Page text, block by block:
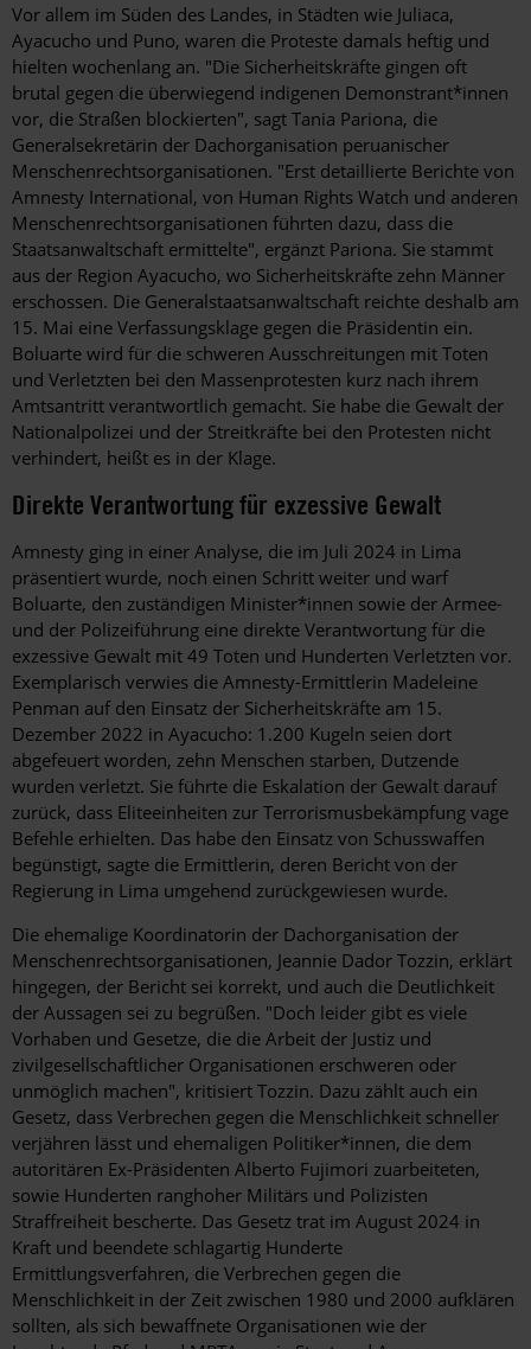
Vor allem im Süden des Landes, in Städten wie Juliaca,
Ayacucho und Puno, waren die Proteste damals heftig und
hielten wochenlang an. "Die Sicherheitskräfte gingen oft
brutal gegen die überwiegend indigenen Demonstrant*innen
vor, die Straßen blockierten", sagt Tania Pariona, die
Generalsekretärin der Dachorganisation peruanischer
Menschenrechtsorganisationen. "Erst detaillierte Berichte von
Amnesty International, von Human Rights Watch und anderen
Menschenrechtsorganisationen führten dazu, dass die
Staatsanwaltschaft ermittelte", ergänzt Pariona. Sie stammt
aus der Region Ayacucho, wo Sicherheitskräfte zehn Männer
erschossen. Die Generalstaatsanwaltschaft reichte deshalb am
15. Mai eine Verfassungsklage gegen die Präsidentin ein.
Boluarte wird für die schweren Ausschreitungen mit Toten
und Verletzten bei den Massenprotesten kurz nach ihrem
Amtsantritt verantwortlich gemacht. Sie habe die Gewalt der
Nationalpolizei und der Streitkräfte bei den Protesten nicht
verhindert, heißt es in der Klage.
Direkte Verantwortung für exzessive Gewalt
Amnesty ging in einer Analyse, die im Juli 2024 in Lima
präsentiert wurde, noch einen Schritt weiter und warf
Boluarte, den zuständigen Minister*innen sowie der Armee-
und der Polizeiführung eine direkte Verantwortung für die
exzessive Gewalt mit 49 Toten und Hunderten Verletzten vor.
Exemplarisch verwies die Amnesty-Ermittlerin Madeleine
Penman auf den Einsatz der Sicherheitskräfte am 15.
Dezember 2022 in Ayacucho: 1.200 Kugeln seien dort
abgefeuert worden, zehn Menschen starben, Dutzende
wurden verletzt. Sie führte die Eskalation der Gewalt darauf
zurück, dass Eliteeinheiten zur Ter­rorismusbekämpfung vage
Befehle erhielten. Das habe den Einsatz von Schusswaffen
begünstigt, sagte die ­Ermittlerin, deren Bericht von der
Regierung in Lima umgehend zurückgewiesen wurde.
Die ehemalige Koordinatorin der Dach­organisation der
Menschenrechtsorganisationen, Jeannie Dador Tozzin, erklärt
hingegen, der Bericht sei korrekt, und auch die Deutlichkeit
der Aussagen sei zu begrüßen. "Doch leider gibt es viele
Vorhaben und Gesetze, die die Arbeit der Justiz und
zivilgesellschaftlicher Organisationen erschweren oder
unmöglich machen", kritisiert Tozzin. Dazu zählt auch ein
Gesetz, dass Verbrechen gegen die Menschlichkeit schneller
verjähren lässt und ehemaligen Politiker*innen, die dem
autoritären Ex-Präsidenten Alberto Fujimori zuarbeiteten,
sowie Hunderten ranghoher Militärs und Polizisten
Straffreiheit bescherte. Das Gesetz trat im August 2024 in
Kraft und beendete schlagartig Hunderte
Ermittlungsverfahren, die Verbrechen gegen die
Menschlichkeit in der Zeit zwischen 1980 und 2000 aufklären
sollten, als sich bewaffnete Organisationen wie der